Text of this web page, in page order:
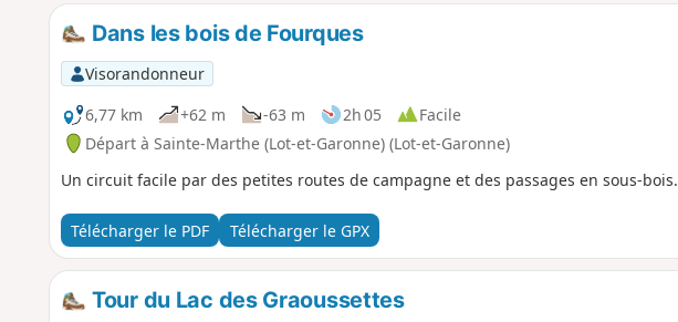
Dans les bois de Fourques
Visorandonneur
6,77 km
+62 m -63 m 2h 05
Facile
Départ à Sainte-Marthe (Lot-et-Garonne) (Lot-et-Garonne)
Un circuit facile par des petites routes de campagne et des passages en sous-bois.
Télécharger le PDF Télécharger le GPX
Tour du Lac des Graoussettes